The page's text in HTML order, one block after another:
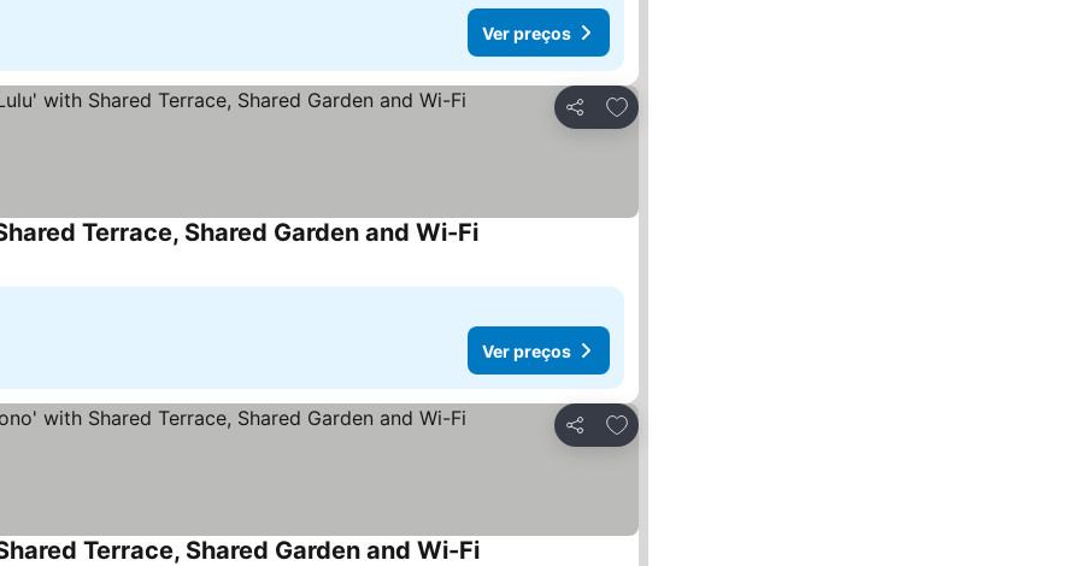
Ver preços
Partilhar
Adicionar aos favoritos
Terrace, Shared Garden and Wi-Fi
Ver preços
Partilhar
Adicionar aos favoritos
Terrace, Shared Garden and Wi-Fi